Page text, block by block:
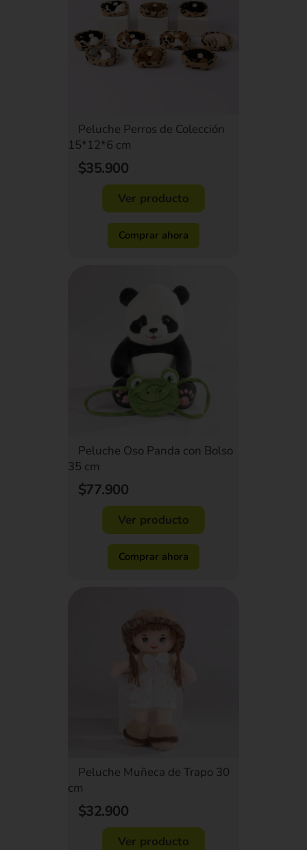
Peluche Perros de Colección
15*12*6 cm
$35.900
Ver producto
Comprar ahora
Peluche Oso Panda con Bolso
35 cm
$77.900
Ver producto
Comprar ahora
Peluche Muñeca de Trapo 30
cm
$32.900
Ver producto